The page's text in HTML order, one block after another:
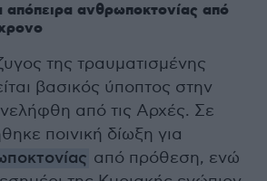
απόπειρα ανθρωποκτονίας από
της τραυματισμένης
βασικός ύποπτος στην
από τις Αρχές. Σε
ποινική δίωξη για
από πρόθεση, ενώ